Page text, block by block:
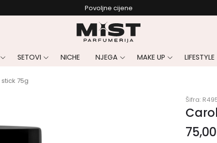
Povoljne cijene
SETOVI NICHE NJEGA MAKE UP LIFESTYLE
75g
Šifra: